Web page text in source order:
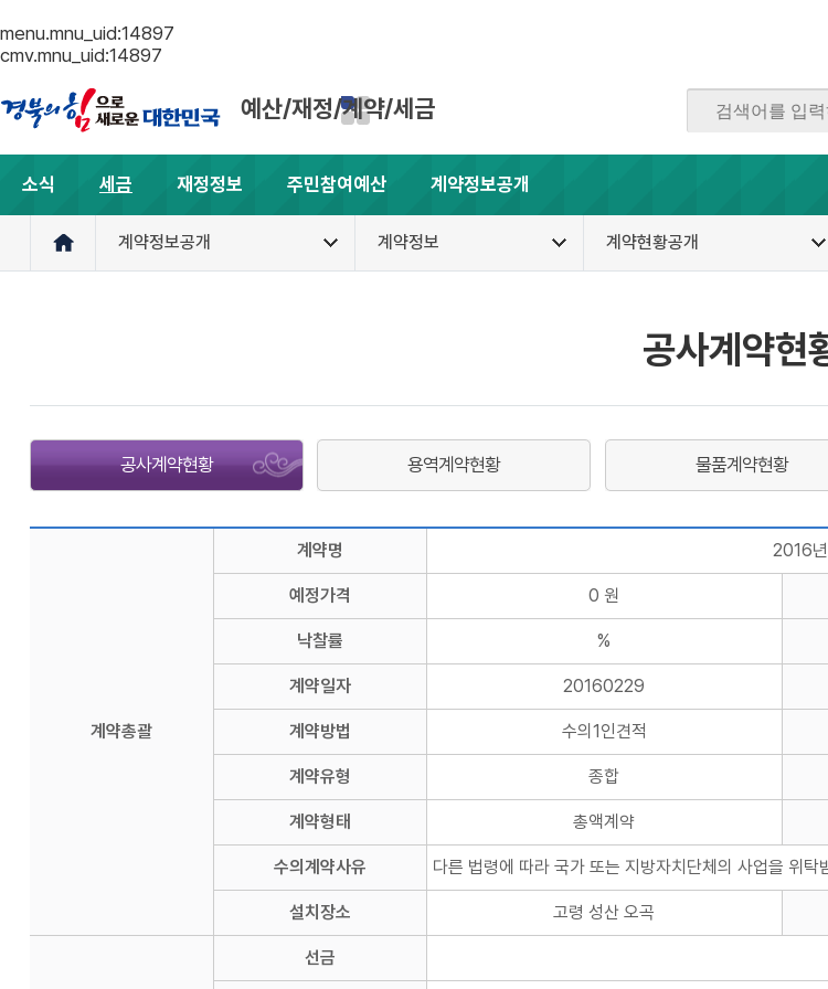
menu.mnu_uid:14897
cmv.mnu_uid:14897
예산/재정/계약/세금
소식 세금 재정정보 주민참여예산 계약정보공개
계약정보공개 계약정보 계약현황공개
공사계약현
공사계약현황 용역계약현황 물품계약현황
계약총괄
계약명 2016
예정가격 0 원
낙찰률 %
계약일자 20160229
계약방법 수의1인견적
계약유형 종합
계약형태 총액계약
수의계약사유 다른 법령에 따라 국가 또는 지방자치단체의 사업을 위
설치장소 고령 성산 오곡
선금